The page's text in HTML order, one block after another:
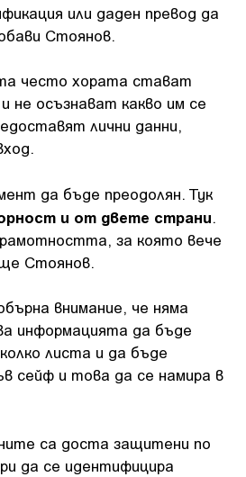
или даден превод да
Стоянов.
често хората стават
не осъзнават какво им се
лични данни,
да бъде преодолян. Тук
и от двете страни
за която вече
Стоянов.
внимание, че няма
информацията да бъде
листа и да бъде
сейф и това да се намира в
са доста защитени по
да се идентифицира